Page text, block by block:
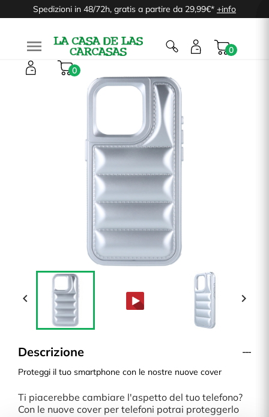
Spedizioni in 48/72h, gratis a partire da 29,99€* +info

0
0
 
Descrizione
Proteggi il tuo smartphone con le nostre nuove cover
Ti piacerebbe cambiare l'aspetto del tuo telefono?
Con le nuove cover per telefoni potrai proteggerlo